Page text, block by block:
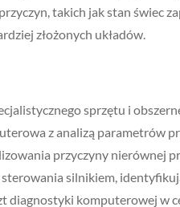
takich jak stan świec
złożonych układów.
sprzętu i
z analizą parametrów
przyczyny nierównej
silnikiem,
diagnostyki komputerowej w